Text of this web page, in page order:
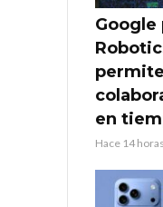
Google
en
Hace 14 horas